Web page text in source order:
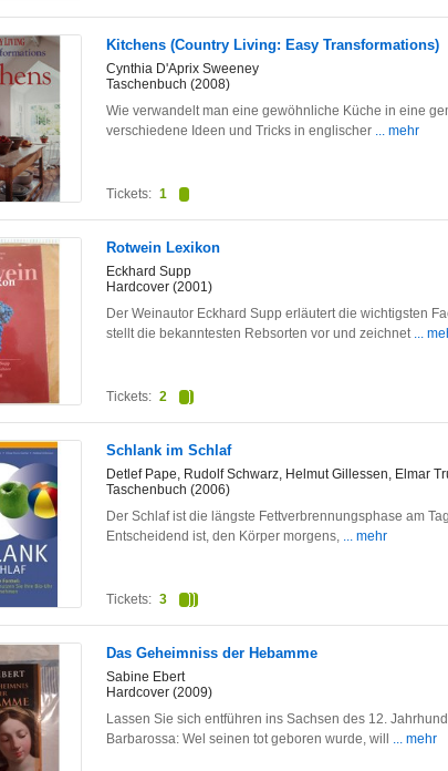
Kitchens (Country Living: Easy Transformations)
Cynthia D'Aprix Sweeney
Taschenbuch (2008)
Wie verwandelt man eine gewöhnliche Küche in eine
verschiedene Ideen und Tricks in englischer ... mehr
Tickets: 1
Rotwein Lexikon
Eckhard Supp
Hardcover (2001)
Der Weinautor Eckhard Supp erläutert die wichtigsten
stellt die bekanntesten Rebsorten vor und zeichnet ...
Tickets: 2
Schlank im Schlaf
Detlef Pape, Rudolf Schwarz, Helmut Gillessen, Elmar
Taschenbuch (2006)
Der Schlaf ist die längste Fettverbrennungsphase am
Entscheidend ist, den Körper morgens, ... mehr
Tickets: 3
Das Geheimniss der Hebamme
Sabine Ebert
Hardcover (2009)
Lassen Sie sich entführen ins Sachsen des 12.
Barbarossa: Wel seinen tot geboren wurde, will ... mehr